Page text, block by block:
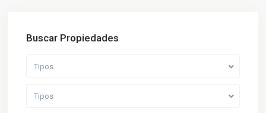
Buscar Propiedades
Tipos
Tipos